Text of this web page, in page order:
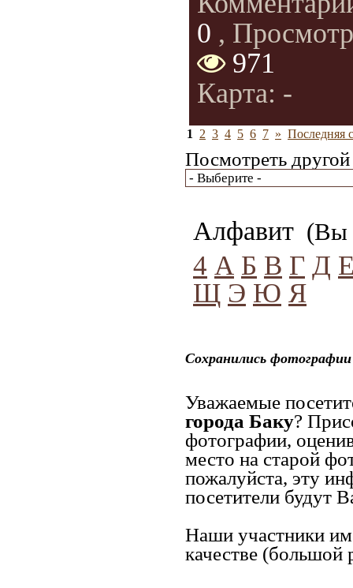
0 ,
971
Карта: -
1 2 3 4 5 6 7 » Последняя
Посмотреть
Алфавит (Вы
4 А Б В Г Д
Щ Э Ю Я
Сохранились
Уважаемые
города Баку?
фотографии,
место на старой
пожалуйста, эту
посетители будут
Наши участники
качестве (большой